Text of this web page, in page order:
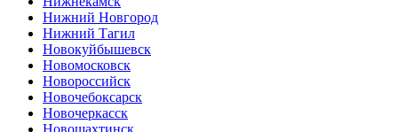
Нижний Новгород
Нижний Тагил
Новокуйбышевск
Новомосковск
Новороссийск
Новочебоксарск
Новочеркасск
Новошахтинск